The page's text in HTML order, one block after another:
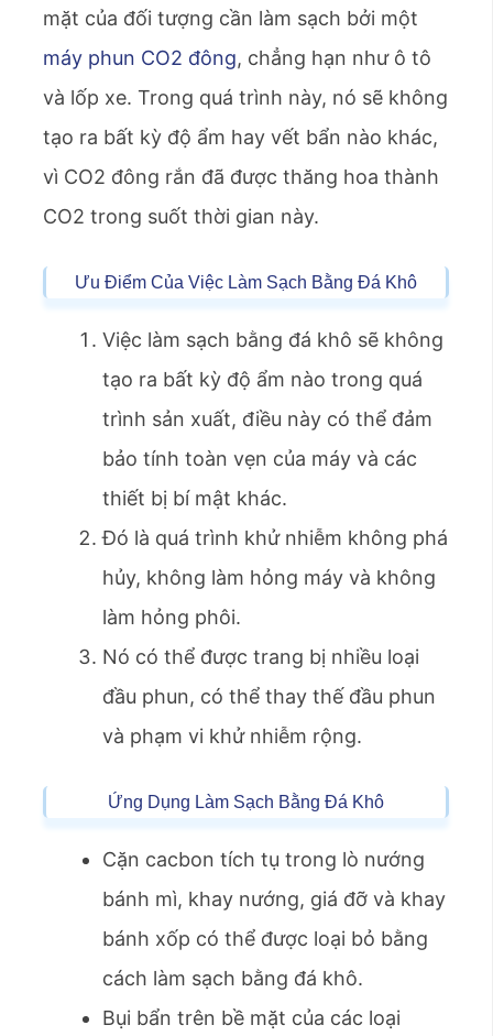
mặt của đối tượng cần làm sạch bởi một
máy phun CO2 đông, chẳng hạn như ô tô
và lốp xe. Trong quá trình này, nó sẽ không
tạo ra bất kỳ độ ẩm hay vết bẩn nào khác,
vì CO2 đông rắn đã được thăng hoa thành
CO2 trong suốt thời gian này.
Ưu Điểm Của Việc Làm Sạch Bằng Đá Khô
Việc làm sạch bằng đá khô sẽ không
tạo ra bất kỳ độ ẩm nào trong quá
trình sản xuất, điều này có thể đảm
bảo tính toàn vẹn của máy và các
thiết bị bí mật khác.
Đó là quá trình khử nhiễm không phá
hủy, không làm hỏng máy và không
làm hỏng phôi.
Nó có thể được trang bị nhiều loại
đầu phun, có thể thay thế đầu phun
và phạm vi khử nhiễm rộng.
Ứng Dụng Làm Sạch Bằng Đá Khô
Cặn cacbon tích tụ trong lò nướng
bánh mì, khay nướng, giá đỡ và khay
bánh xốp có thể được loại bỏ bằng
cách làm sạch bằng đá khô.
Bụi bẩn trên bề mặt của các loại